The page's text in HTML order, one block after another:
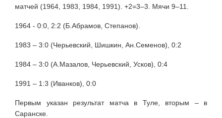
матчей (1964, 1983, 1984, 1991). +2=3–3. Мячи 9–11.
1964 - 0:0, 2:2 (Б.Абрамов, Степанов).
1983 – 3:0 (Черьевский, Шишкин, Ан.Семенов), 0:2
1984 – 3:0 (А.Мазалов, Черьевский, Усков), 0:4
1991 – 1:3 (Иванков), 0:0
Первым указан результат матча в Туле, вторым – в
Саранске.